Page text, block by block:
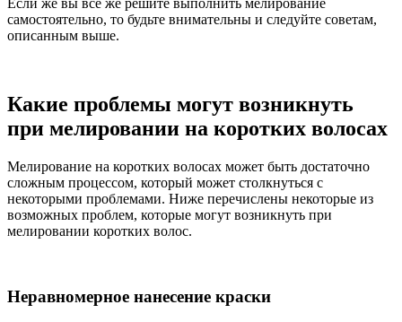
Если же вы все же решите выполнить мелирование
самостоятельно, то будьте внимательны и следуйте советам,
описанным выше.
Какие проблемы могут возникнуть
при мелировании на коротких волосах
Мелирование на коротких волосах может быть достаточно
сложным процессом, который может столкнуться с
некоторыми проблемами. Ниже перечислены некоторые из
возможных проблем, которые могут возникнуть при
мелировании коротких волос.
Неравномерное нанесение краски